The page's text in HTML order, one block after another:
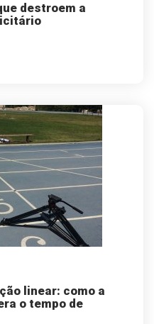
destroem a
linear: como a
o tempo de